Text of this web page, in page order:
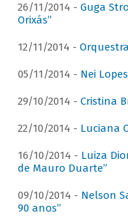
26/11/2014 - Guga
Orixás”
12/11/2014 -
05/11/2014 - Nei
29/10/2014 - Cristina
22/10/2014 - Luciana
16/10/2014 - Luiza
de Mauro Duarte”
09/10/2014 - Nelson
90 anos”